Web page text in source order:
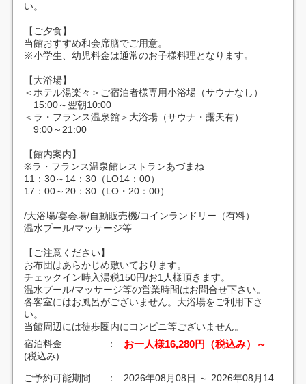
い。
【ご夕食】
当館おすすめ和会席膳でご用意。
※小学生、幼児料金は通常のお子様料理となります。
【大浴場】
＜ホテル湯楽々＞ご宿泊者様専用小浴場（サウナなし）
15:00～翌朝10:00
＜ラ・フランス温泉館＞大浴場（サウナ・露天有）
9:00～21:00
【館内案内】
※ラ・フランス温泉館レストランあづまね
11：30～14：30（LO14：00）
17：00～20：30（LO・20：00）
/大浴場/宴会場/自動販売機/コインランドリー（有料）
温水プール/マッサージ等
【ご注意ください】
お布団はあらかじめ敷いております。
チェックイン時入湯税150円/お1人様頂きます。
温水プール/マッサージ等の営業時間はお問合せ下さい。
各客室にはお風呂がございません。大浴場をご利用下さ
い。
当館周辺には徒歩圏内にコンビニ等ございません。
宿泊料金
(税込み)
： お一人様16,280円（税込み）～
ご予約可能期間 ：
2026年08月08日 ～ 2026年08月14